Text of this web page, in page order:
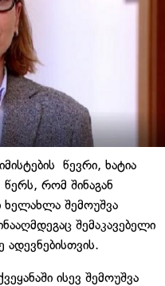
წევრი, ხატია
რომ შინაგან
ხელახლა შემოუშვა
შემაკავებელი
ისევ შემოუშვა